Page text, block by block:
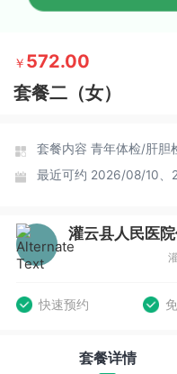
￥ 572.00
套餐二（女）
套餐内容 青年体检/肝胆
最近可约 2026/08/10、
灌云县人民医
快速预约
套餐详情